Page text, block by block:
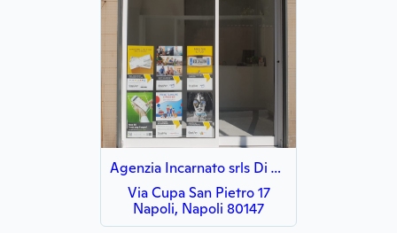
Agenzia Incarnato srls Di Tina Incarnato
Via Cupa San Pietro 17
Napoli, Napoli 80147